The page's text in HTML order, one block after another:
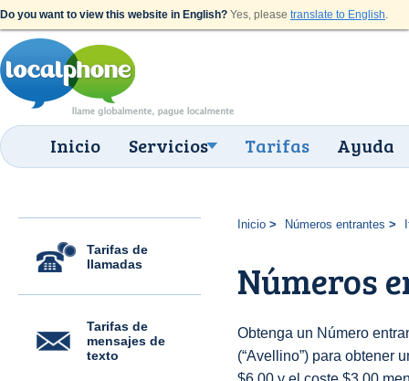
Do you want to view this website in English? Yes, please translate to English.
Inicio Servicios Tarifas Ayuda
Tarifas de
llamadas
Tarifas de
mensajes de
texto
Inicio Números entrantes
Números
Obtenga un Número
(“Avellino”) para obtener